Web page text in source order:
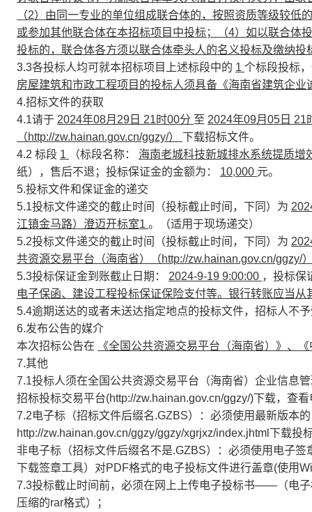
（2）由同一专业的单位组成联合体的，按照资质等级较
或参加其他联合体在本招标项目中投标；（4）如以联合体
投标的，联合体各方须以联合体牵头人的名义投标及缴纳
3.3各投标人均可就本招标项目上述标段中的 1 个标段投标
房屋建筑和市政工程项目的投标人须具备《海南省建筑企业
4.招标文件的获取
4.1请于 2024年08月29日 21时00分 至 2024年09月05日 21
（http://zw.hainan.gov.cn/ggzy/） 下载招标文件。
4.2 标段 1 （标段名称： 海南老城科技新城排水系统提质增
纸），售后不退；投标保证金的金额为： 10,000 元。
5.投标文件和保证金的递交
5.1投标文件递交的截止时间（投标截止时间，下同）为
江镇金马路）澄迈开标室1 。（适用于现场递交）
5.2投标文件递交的截止时间（投标截止时间，下同）为
共资源交易平台（海南省）（http://zw.hainan.gov.cn/ggzy/
5.3投标保证金到账截止日期： 2024-9-19 9:00:00 ，投标保
电子保函、建设工程投标保证保险支付等。银行转账应当
5.4逾期送达的或者未送达指定地点的投标文件，招标人不
6.发布公告的媒介
本次招标公告在
《全国公共资源交易平台（海南省）》、
7.其他
7.1投标人须在全国公共资源交易平台（海南省）企业信息
招标投标交易平台(http://zw.hainan.gov.cn/ggzy/)下载，查
7.2电子标（招标文件后缀名.GZBS）：必须使用最新版本
http://zw.hainan.gov.cn/ggzy/ggzy/xgrjxz/index.jhtml下载投
非电子标（招标文件后缀名不是.GZBS）：必须使用电子
下载签章工具）对PDF格式的电子投标文件进行盖章(使用
7.3投标截止时间前，必须在网上上传电子投标书——（电
压缩的rar格式）；